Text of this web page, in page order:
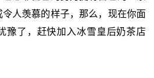
人羡慕的样子，那么，现在你面
豫了，赶快加入冰雪皇后奶茶店